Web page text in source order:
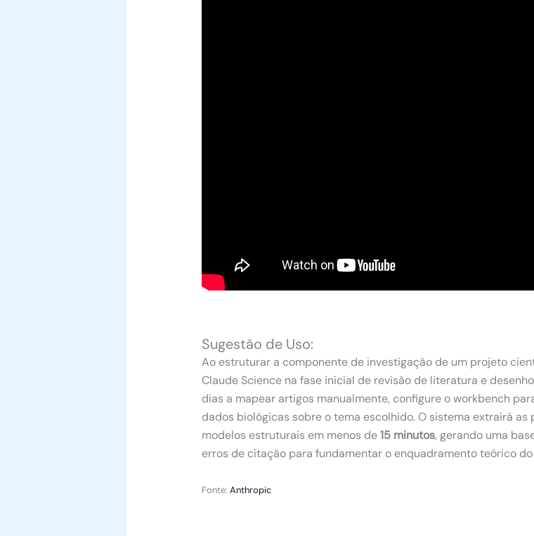
Sugestão de Uso:
Ao estruturar a componente de investigação de um projeto
Claude Science na fase inicial de revisão de literatura e
dias a mapear artigos manualmente, configure o workbench
dados biológicas sobre o tema escolhido. O sistema extrairá
modelos estruturais em menos de15 minutos, gerando uma
erros de citação para fundamentar o enquadramento teórico
Fonte: Anthropic